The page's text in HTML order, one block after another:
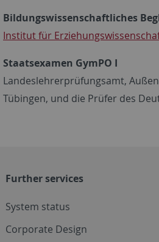
Bildungswissenschaftliches
Institut für
Staatsexamen GymPO I
Landeslehrerprüfungsamt,
Tübingen, und die Prüfer des
Further services
System status
Corporate Design